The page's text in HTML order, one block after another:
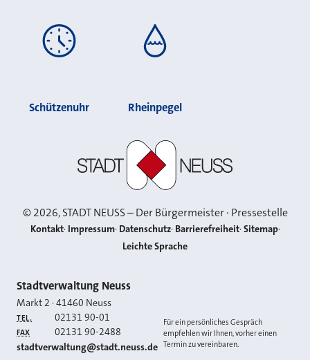
Schützenuhr Rheinpegel
©2026, STADT NEUSS – Der Bürgermeister · Pressestelle
Kontakt Impressum Datenschutz Barrierefreiheit Sitemap
Leichte Sprache
Kontakt
Stadtverwaltung Neuss
Markt 2 ·41460 Neuss
TEL. 02131 90-01
FAX 02131 90-2488
E-MAIL
stadtverwaltung@stadt.neuss.de
Für ein persönliches Gespräch
empfehlen wir Ihnen, vorher einen
Termin zu vereinbaren.